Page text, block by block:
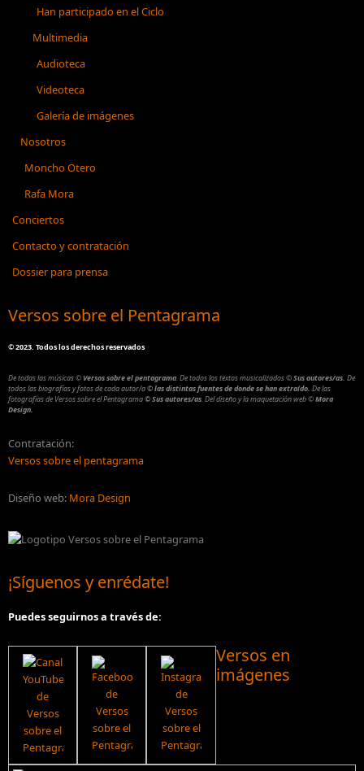
Han participado en el Ciclo
Multimedia
Audioteca
Videoteca
Galería de imágenes
Nosotros
Moncho Otero
Rafa Mora
Conciertos
Contacto y contratación
Dossier para prensa
Versos sobre el Pentagrama
©2023. Todos los derechos reservados
De todas las músicas© Versos sobre el pentagrama. De todos los textos musicalizados©Sus autores/as. De
todos las biografías y fotos de cada autor/a© las distintas fuentes de donde se han extraído. De las
fotografías de Versos sobre el Pentagrama© Sus autores/as. Del diseño y la maquetación web©Mora
Design.
Contratación:
Versos sobre el pentagrama
Diseño web: Mora Design
¡Síguenos y enrédate!
Puedes seguirnos a través de:
Versos en
imágenes